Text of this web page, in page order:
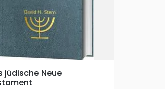
search APERÇU RAPIDE
jüdische Neue